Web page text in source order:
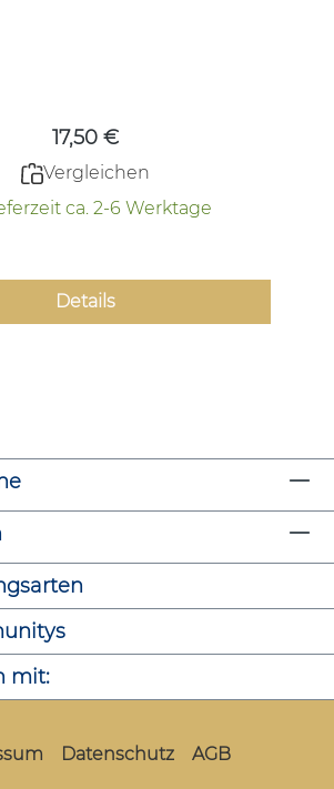
17,50 €
Vergleichen
ca. 2-6 Werktage
Details
mit:
Datenschutz AGB